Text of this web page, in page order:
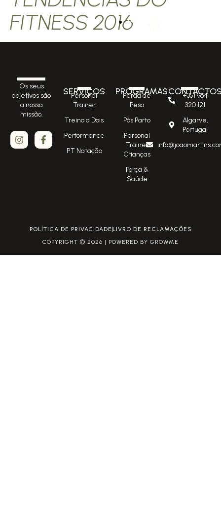
PT
FITNESS 2016
Os seus
objetivos são
a nossa
missão.
SERVIÇOS
Personal
Trainer
Treino a Dois
Performance
PT Natação
PROGRAMAS
Perda de
Peso
Pós Parto
Personal
Trainer
Crianças
Força &
Saúde
+351 964
320 121
Algarve,
Portugal
POLÍTICA DE PRIVACIDADE LIVRO DE RECLAMAÇÕES
COPYRIGHT © 2026 | POWERED BY GROWME